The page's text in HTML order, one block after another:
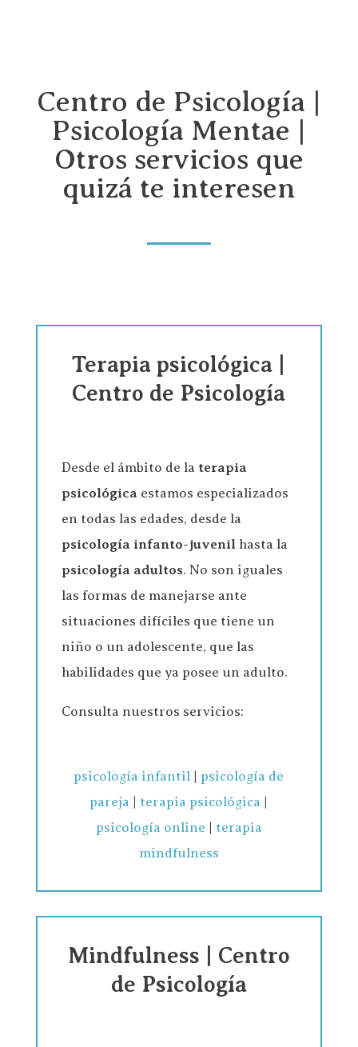
Centro de Psicología |
Psicología Mentae |
Otros servicios que
quizá te interesen
Terapia psicológica |
Centro de Psicología
Desde el ámbito de la terapia
psicológica estamos especializados
en todas las edades, desde la
psicología infanto-juvenilhasta la
psicología adultos. No son iguales
las formas de manejarse ante
situaciones difíciles que tiene un
niño o un adolescente, que las
habilidades que ya posee un adulto.
Consulta nuestros servicios:
psicología infantil
psicología de
pareja
terapia psicológica
psicología online
terapia
mindfulness
Mindfulness | Centro
de Psicología